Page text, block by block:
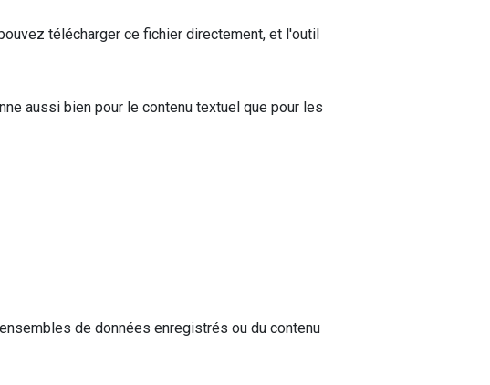
télécharger ce fichier directement, et l'outil
aussi bien pour le contenu textuel que pour les
de données enregistrés ou du contenu